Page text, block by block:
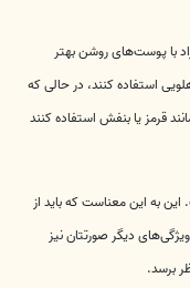
با پوست‌های روشن بهتر
استفاده کنند، در حالی که
قرمز یا بنفش استفاده کنند
به این معناست که باید از
دیگر صورتتان نیز
برسد.